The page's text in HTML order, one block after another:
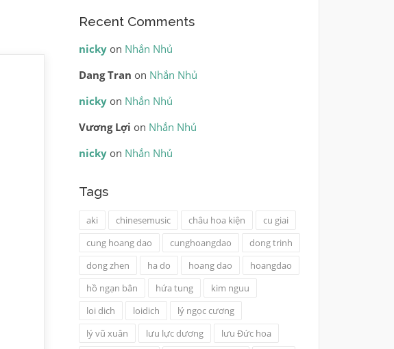
Recent Comments
nickyon Nhắn Nhủ
Dang Tran on Nhắn Nhủ
nickyon Nhắn Nhủ
Vương Lợi on Nhắn Nhủ
nickyon Nhắn Nhủ
Tags
aki chinesemusic châu hoa kiện
cu giai
cung hoang dao
cunghoangdao
dong trinh
dong zhen
ha do hoang dao
hoangdao
hồ ngạn bân
hứa tung
kim nguu
loi dich
loidich
lý ngọc cương
lý vũ xuân
lưu lực dương
lưu Đức hoa